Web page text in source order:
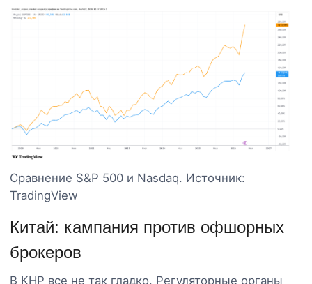
Сравнение S&P 500 и Nasdaq. Источник:
TradingView
Китай: кампания против офшорных
брокеров
В КНР все не так гладко. Регуляторные органы